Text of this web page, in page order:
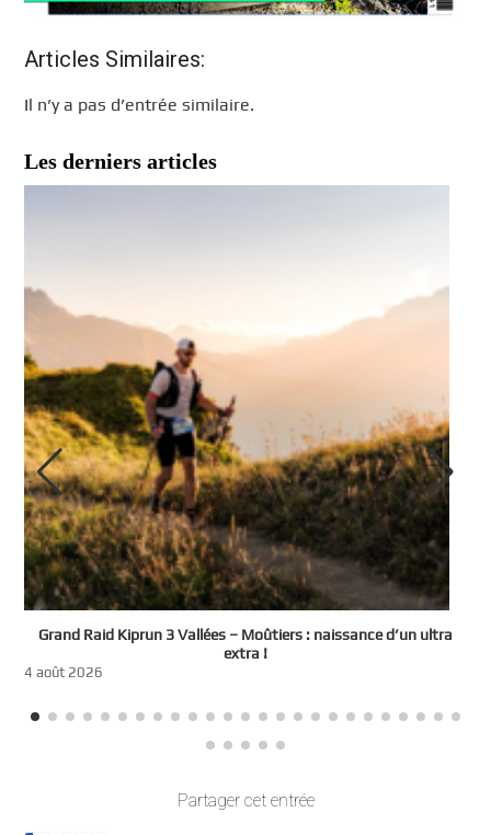
Articles Similaires:
Il n’y a pas d’entrée similaire.
Les derniers articles
Grand Raid Kiprun 3 Vallées – Moûtiers : naissance d’un ultra
extra !
4 août 2026
Partager cet entrée